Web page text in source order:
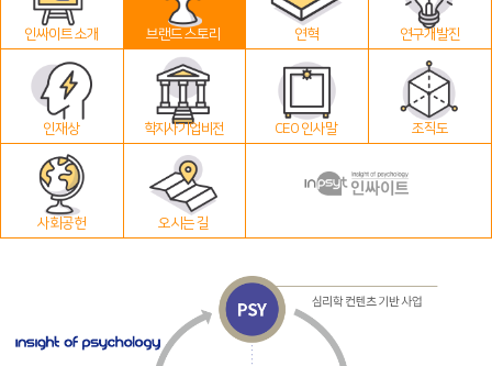
상담도구
교육 워크숍
단체검사
인싸이트 소개 브랜드 스토리 연혁 연구개발진
인재상 학지사 기업 비전 CEO 인사말 조직도
사회공헌 오시는 길